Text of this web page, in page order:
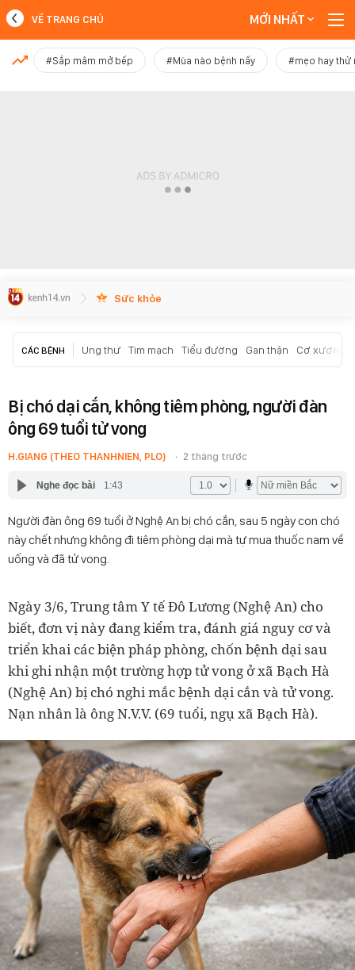
MỚI NHẤT
VỀ TRANG CHỦ MỚI NHẤT
#Sắp mâm mở bếp #Mùa nào bệnh nấy #mẹo hay thử
Sức khỏe
CÁC BỆNH Ung thư Tim mạch Tiểu đường Gan thận Cơ xương
Bị chó dại cắn, không tiêm phòng, người đàn
ông 69 tuổi tử vong
H.GIANG (THEO THANHNIEN, PLO) 2 tháng trước
Nghe đọc bài 1:43
Người đàn ông 69 tuổi ở Nghệ An bị chó cắn, sau 5 ngày con chó
này chết nhưng không đi tiêm phòng dại mà tự mua thuốc nam về
uống và đã tử vong.
Ngày 3/6, Trung tâm Y tế Đô Lương (Nghệ An) cho
biết, đơn vị này đang kiểm tra, đánh giá nguy cơ và
triển khai các biện pháp phòng, chốn bệnh dại sau
khi ghi nhận một trường hợp tử vong ở xã Bạch Hà
(Nghệ An) bị chó nghi mắc bệnh dại cắn và tử vong.
Nạn nhân là ông N.V.V. (69 tuổi, ngụ xã Bạch Hà).